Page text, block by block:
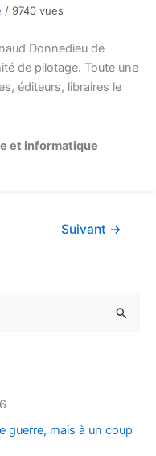
/ 9740 vues
Donnedieu de
de pilotage. Toute une
éditeurs, libraires le
et informatique
Suivant →
guerre, mais à un coup